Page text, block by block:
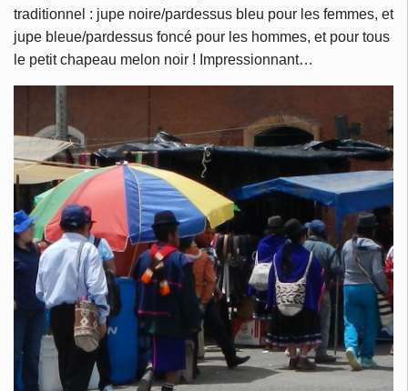
traditionnel : jupe noire/pardessus bleu pour les femmes, et
jupe bleue/pardessus foncé pour les hommes, et pour tous
le petit chapeau melon noir ! Impressionnant…